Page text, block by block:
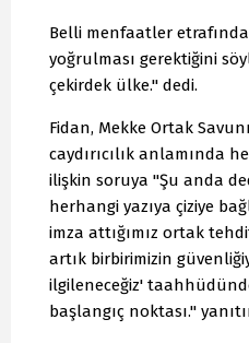
Belli menfaatler
yoğrulması gerektiğini
çekirdek ülke." dedi.
Fidan, Mekke Ortak
caydırıcılık anlamında
ilişkin soruya "Şu anda
herhangi yazıya çiziye
imza attığımız ortak
artık birbirimizin
ilgileneceğiz'
başlangıç noktası."